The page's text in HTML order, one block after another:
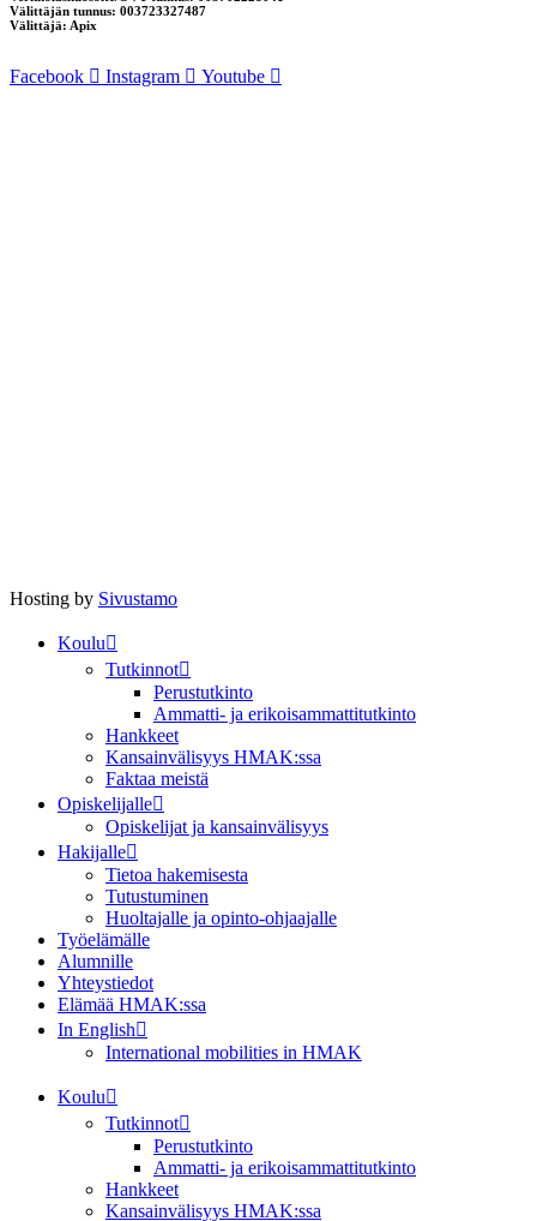
Välittäjän tunnus: 003723327487
Välittäjä: Apix
Facebook Instagram Youtube
Hosting by Sivustamo
Koulu
Tutkinnot
Perustutkinto
Ammatti- ja erikoisammattitutkinto
Hankkeet
Kansainvälisyys HMAK:ssa
Faktaa meistä
Opiskelijalle
Opiskelijat ja kansainvälisyys
Hakijalle
Tietoa hakemisesta
Tutustuminen
Huoltajalle ja opinto-ohjaajalle
Työelämälle
Alumnille
Yhteystiedot
Elämää HMAK:ssa
In English
International mobilities in HMAK
Koulu
Tutkinnot
Perustutkinto
Ammatti- ja erikoisammattitutkinto
Hankkeet
Kansainvälisyys HMAK:ssa